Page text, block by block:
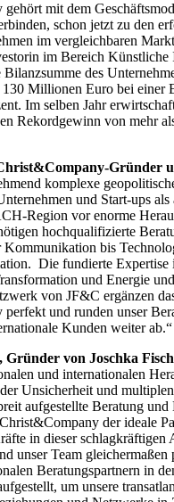
mit dem
schon jetzt zu den
im vergleichbaren
im Bereich
des
130 Millionen Euro bei einer
Im selben Jahr
Rekordgewinn von mehr
Gründer
komplexe
und Start-ups
Region vor enorme
hochqualifizierte
Kommunikation bis
Die fundierte Expertise
und Energie
von JF&C ergänzen
und runden unser
Kunden weiter ab.“
Gründer von Joschka
und internationalen
Unsicherheit und
aufgestellte Beratung und
der ideale
in dieser schlagkräftigen
unser Team
Beratungspartnern in
um unsere